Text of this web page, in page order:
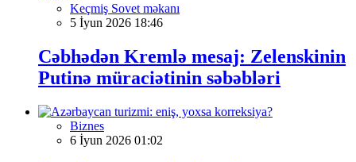
Keçmiş Sovet məkanı
5 İyun 2026 18:46
Cəbhədən Kremlə mesaj: Zelenskinin
Putinə müraciətinin səbəbləri
Biznes
6 İyun 2026 01:02